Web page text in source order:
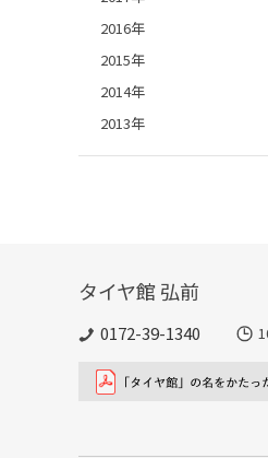
2016年
2015年
2014年
2013年
タイヤ館 弘前
0172-39-1340